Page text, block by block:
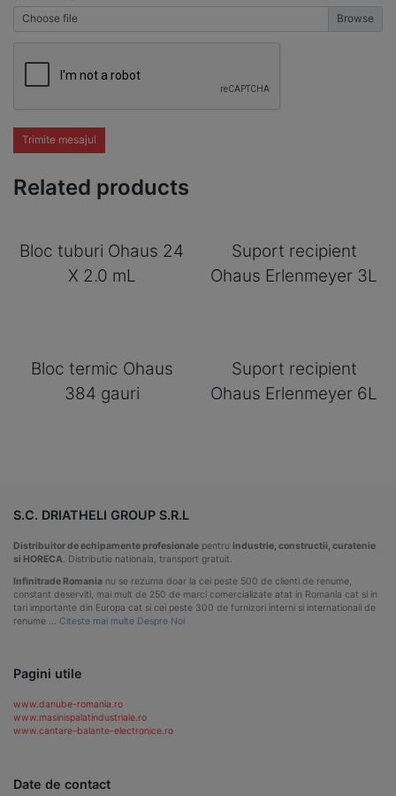
Choose file
Trimite mesajul
Related products
Bloc tuburi Ohaus 24
X 2.0 mL
Suport recipient
Ohaus Erlenmeyer 3L
Bloc termic Ohaus
384 gauri
Suport recipient
Ohaus Erlenmeyer 6L
S.C. DRIATHELI GROUP S.R.L
Distribuitor de echipamente profesionale pentru industrie, constructii, curatenie
si HORECA . Distributie nationala, transport gratuit.
Infinitrade Romania nu se rezuma doar la cei peste 500 de clienti de renume,
constant deserviti, mai mult de 250 de marci comercializate atat in Romania cat si in
tari importante din Europa cat si cei peste 300 de furnizori interni si internationali de
renume … Citeste mai multe Despre Noi
Pagini utile
www.danube-romania.ro
www.masinispalatindustriale.ro
www.cantare-balante-electronice.ro
Date de contact